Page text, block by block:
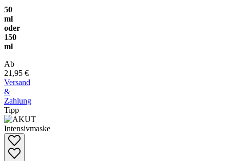
50
ml
oder
150
ml
Ab
21,95 €
Versand
&
Zahlung
Tipp